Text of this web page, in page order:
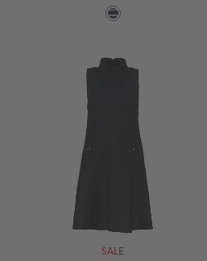
SALE